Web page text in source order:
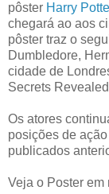
pôster Harry
chegará ao aos
pôster traz o
Dumbledore,
cidade de
Secrets
Os atores
posições de
publicados
Veja o Poster em